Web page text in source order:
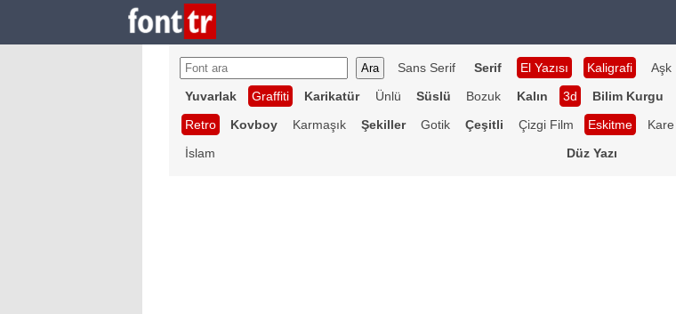
Sans Serif Serif El Yazısı Kaligrafi Aşk
Yuvarlak
Graffiti Karikatür Ünlü Süslü Bozuk Kalın 3d Bilim Kurgu
Retro
Kovboy Karmaşık Şekiller Gotik Çeşitli Çizgi Film Eskitme Kare
İslam
Düz Yazı